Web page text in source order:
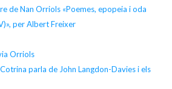
de Nan Orriols «Poemes, epopeia i oda
per Albert Freixer
Orriols
parla de John Langdon-Davies i els